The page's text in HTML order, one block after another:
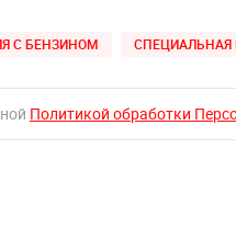
С БЕНЗИНОМ СПЕЦИАЛЬНАЯ
Политикой обработки